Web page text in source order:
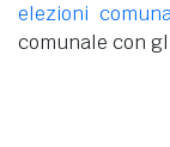
elezioni
comunale con